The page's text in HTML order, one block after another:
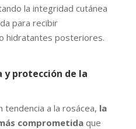
la integridad cutánea
para recibir
hidratantes posteriores.
protección de la
tendencia a la rosácea, la
comprometidaque